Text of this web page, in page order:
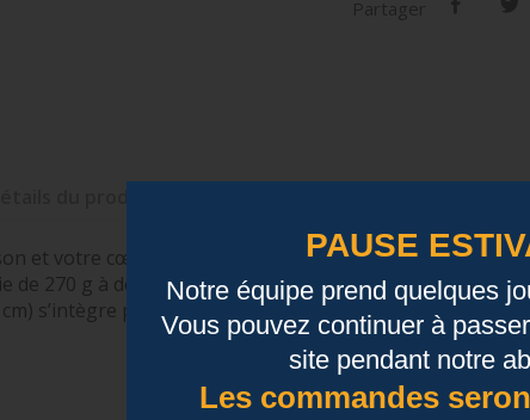
et votre cœur avec la bougie "Je pétille de bonheur".
de 270 g à deux mèches offre une lumière scintillante et
cm) s’intègre parfaitement dans tout intérieur. Elle est
PAUSE
Notre équipe prend quelques
Vous pouvez continuer à
site pendant notre
Les commandes